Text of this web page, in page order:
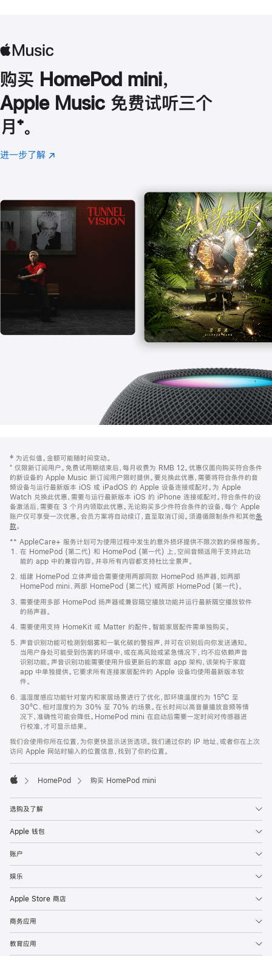
购买 HomePod mini，
Apple Music 免费试听三个
月 脚
注
⁺。
进一步了解 Apple
(在
口
中
打
开)
页
页
脚
注
‡ 为近似值。金额可能随时间变动。
⁺ 仅限新订阅用户。免费试用期结束后，每月收费为 RMB 12。优惠仅面向购买符合条件
的新设备的 Apple Music 新订阅用户限时提供。要兑换此优惠，需要将符合条件的音
频设备与运行最新版本 iOS 或 iPadOS 的 Apple 设备连接或配对。为 Apple
Watch 兑换此优惠，需要与运行最新版本 iOS 的 iPhone 连接或配对。符合条件的设
备激活后，需要在 3 个月内领取此优惠。无论购买多少件符合条件的设备，每个 Apple
账户仅可享受一次优惠。会员方案将自动续订，直至取消订阅。须遵循限制条件和其他条
款。
窗
口
中
打
开)
** AppleCare+ 服务计划可为使用过程中发生的意外损坏提供不限次数的保修服务。
在 HomePod (第二代) 和 HomePod (第一代) 上，空间音频适用于支持此功
能的 app 中的兼容内容。并非所有内容都支持杜比全景声。
组建 HomePod 立体声组合需要使用两部同款 HomePod 扬声器，如两部
HomePod mini、两部 HomePod (第二代) 或两部 HomePod (第一代)。
需要使用多部 HomePod 扬声器或兼容隔空播放功能并运行最新隔空播放软件
的扬声器。
需要使用支持 HomeKit 或 Matter 的配件。智能家居配件需单独购买。
声音识别功能可检测到烟雾和一氧化碳的警报声，并可在识别后向你发送通知。
当用户身处可能受到伤害的环境中，或在高风险或紧急情况下，均不应依赖声音
识别功能。声音识别功能需要使用升级更新后的家庭 app 架构，该架构于家庭
app 中单独提供。它要求所有连接家居配件的 Apple 设备均使用最新版本软
件。
温湿度感应功能针对室内和家居场景进行了优化，即环境温度约为 15ºC 至
30ºC、相对湿度约为 30% 至 70% 的场景。在长时间以高音量播放音频等情
况下，准确性可能会降低。HomePod mini 在启动后需要一定时间对传感器进
行校准，才可显示结果。
我们会使用你所在位置，为你更快显示送货选项。我们通过你的 IP 地址，或者你在上次
访问 Apple 网站时输入的位置信息，找到了你的位置。
HomePod 购买 HomePod mini
选购及了解
Apple 钱包
账户
娱乐
Apple Store 商店
商务应用
教育应用